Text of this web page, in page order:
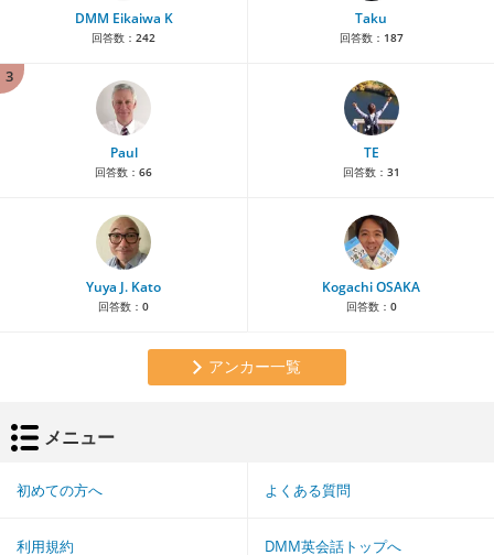
DMM Eikaiwa K
回答数： 242
Taku
回答数： 187
3
Paul
回答数： 66
TE
回答数： 31
Yuya J. Kato
回答数： 0
Kogachi OSAKA
回答数： 0
アンカー一覧
メニュー
初めての方へ よくある質問
利用規約 DMM英会話トップへ